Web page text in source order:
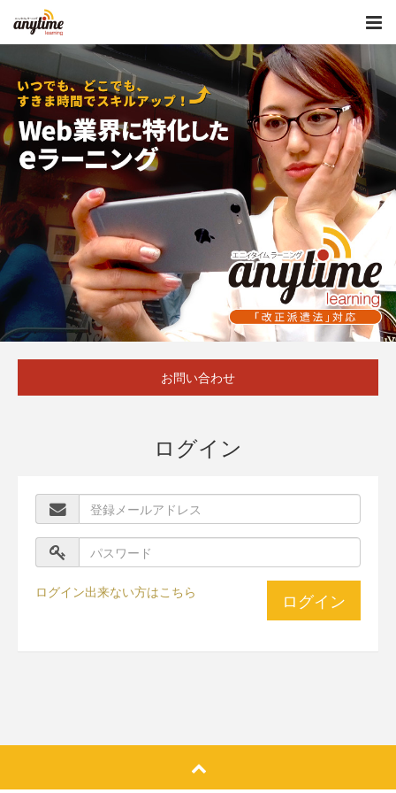
お問い合わせ
ログイン
ログイン
ログイン出来ない方はこちら